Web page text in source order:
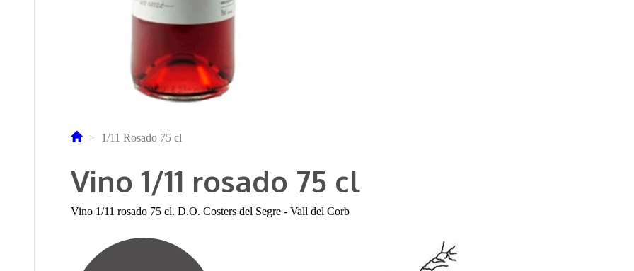
1/11 Rosado 75 cl
Vino 1/11 rosado 75 cl
Vino 1/11 rosado 75 cl. D.O. Costers del Segre - Vall del Corb